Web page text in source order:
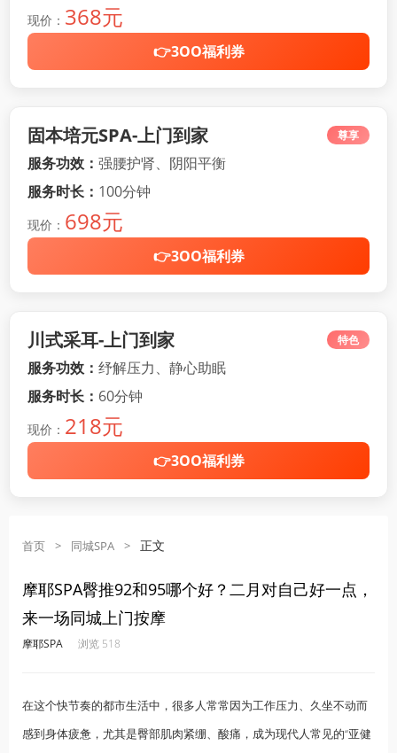
现价： 368元
👉3OO福利券
固本培元SPA-上门到家 尊享
服务功效： 强腰护肾、阴阳平衡
服务时长： 100分钟
现价： 698元
👉3OO福利券
川式采耳-上门到家 特色
服务功效： 纾解压力、静心助眠
服务时长： 60分钟
现价： 218元
👉3OO福利券
首页 > 同城SPA > 正文
摩耶SPA臀推92和95哪个好？二月对自己好一点，
来一场同城上门按摩
摩耶SPA 浏览 518
在这个快节奏的都市生活中，很多人常常因为工作压力、久坐不动而
感到身体疲惫，尤其是臀部肌肉紧绷、酸痛，成为现代人常见的“亚健